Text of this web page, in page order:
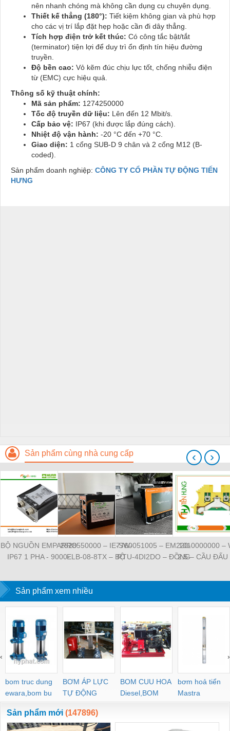
nên nhanh chóng mà không cần dụng cụ chuyên dụng.
Thiết kế thẳng (180°): Tiết kiệm không gian và phù hợp
cho các vị trí lắp đặt hẹp hoặc cần đi dây thẳng.
Tích hợp điện trở kết thúc: Có công tắc bật/tắt
(terminator) tiện lợi để duy trì ổn định tín hiệu đường
truyền.
Độ bền cao: Vỏ kẽm đúc chịu lực tốt, chống nhiễu điện
từ (EMC) cực hiệu quả.
Thông số kỹ thuật chính:
Mã sản phẩm: 1274250000
Tốc độ truyền dữ liệu: Lên đến 12 Mbit/s.
Cấp bảo vệ: IP67 (khi được lắp đúng cách).
Nhiệt độ vận hành: -20 °C đến +70 °C.
Giao diện: 1 cổng SUB-D 9 chân và 2 cổng M12 (B-
coded).
Sản phẩm doanh nghiệp: CÔNG TY CỔ PHẦN TỰ ĐỘNG TIẾN
HƯNG
Sản phẩm cùng nhà cung cấp
BỘ NGUỒN EMPARRO
IP67 1 PHA - 9000-
EMPARRO IP67
POWER SUPPLY 1-
PHASE
2828550000 – IE-SW-
ELB-08-8TX – BỘ
RJ45 – WEIDMULLER
7760051005 – EM220-
RTU-4DI2DO – ĐỒNG
ĐO ĐIỆN ÁP –
1010000000 –
2.5 – CẦU ĐẤU
‹ ›
Sản phẩm xem nhiều
bom truc dung
ewara,bom bu
ewara
BƠM ÁP LỰC
TỰ ĐỘNG
BOM CUU HOA
Diesel,BOM
CHUA CHAY
bơm hoả tiển
Mastra
‹ ›
Sản phẩm mới (147896)